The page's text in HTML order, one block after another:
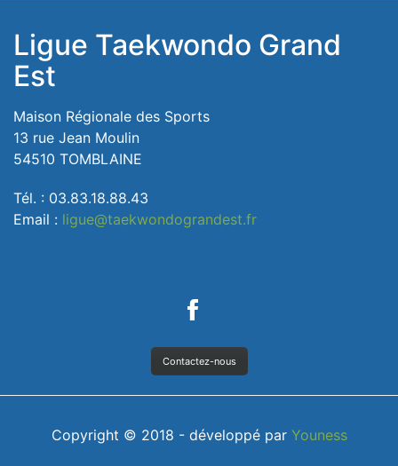
Ligue Taekwondo Grand
Est
Maison Régionale des Sports
13 rue Jean Moulin
54510 TOMBLAINE
Tél. : 03.83.18.88.43
Email : ligue@taekwondograndest.fr
Contactez-nous
Copyright © 2018 - développé par Youness